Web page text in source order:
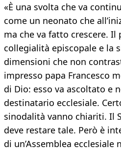
«È una svolta che va
come un neonato che
ma che va fatto crescere.
collegialità episcopale e la
dimensioni che non
impresso papa Francesco
di Dio: esso va ascoltato e
destinatario ecclesiale.
sinodalità vanno chiariti. Il
deve restare tale. Però è
di un’Assemblea ecclesiale